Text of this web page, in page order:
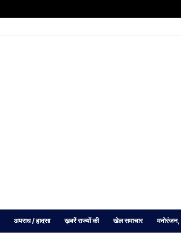
अपराध / हादसा ख़बरें राज्यों की खेल समाचार